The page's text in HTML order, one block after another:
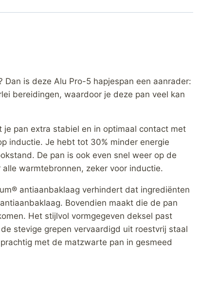
is deze Alu Pro-5 hapjespan een aanrader:
bereidingen, waardoor je deze pan veel kan
pan extra stabiel en in optimaal contact met
inductie. Je hebt tot 30% minder energie
De pan is ook even snel weer op de
warmtebronnen, zeker voor inductie.
antiaanbaklaag verhindert dat ingrediënten
Bovendien maakt die de pan
Het stijlvol vormgegeven deksel past
stevige grepen vervaardigd uit roestvrij staal
met de matzwarte pan in gesmeed